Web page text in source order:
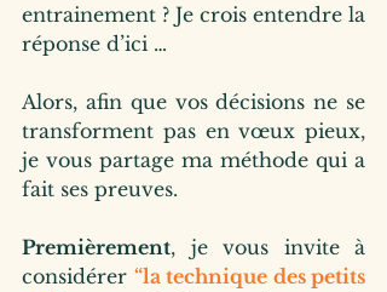
entrainement ? Je crois entendre la
réponse d’ici …
Alors, afin que vos décisions ne se
transforment pas en vœux pieux,
je vous partage ma méthode qui a
fait ses preuves.
Premièrement, je vous invite à
considérer “la technique des petits